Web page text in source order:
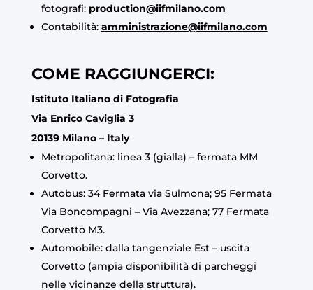
fotografi: production@iifmilano.com
Contabilità: amministrazione@iifmilano.com
COME RAGGIUNGERCI:
Istituto Italiano di Fotografia
Via Enrico Caviglia 3
20139 Milano – Italy
Metropolitana: linea 3 (gialla) – fermata MM
Corvetto.
Autobus: 34 Fermata via Sulmona; 95 Fermata
Via Boncompagni – Via Avezzana; 77 Fermata
Corvetto M3.
Automobile: dalla tangenziale Est – uscita
Corvetto (ampia disponibilità di parcheggi
nelle vicinanze della struttura).